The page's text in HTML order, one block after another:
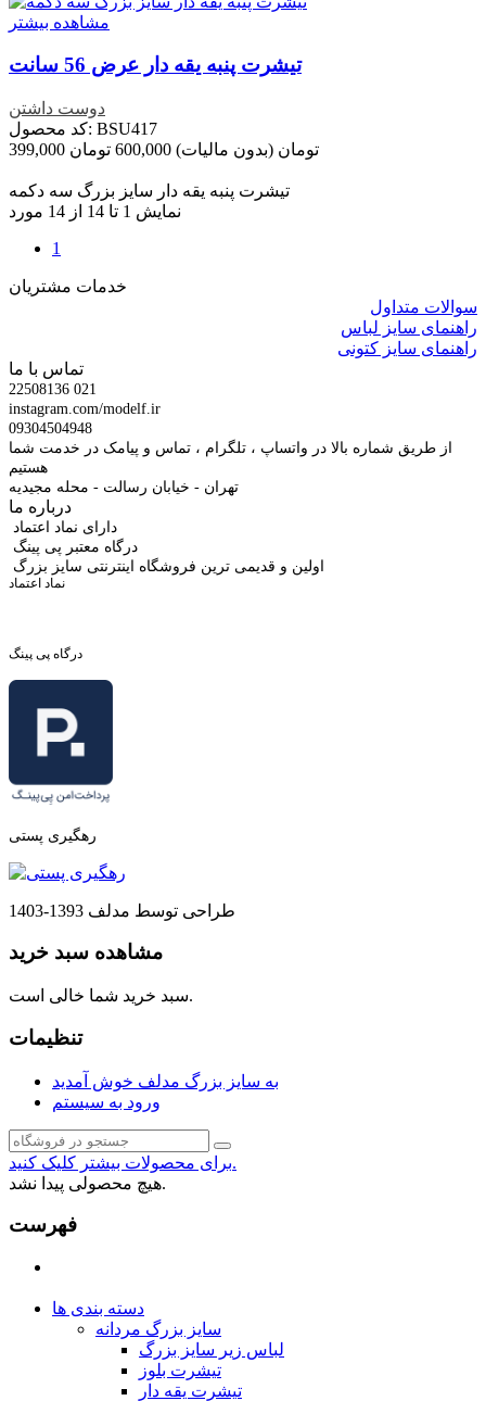
مشاهده بیشتر
تیشرت پنبه یقه دار عرض 56 سانت
دوست داشتن
کد محصول: BSU417
399,000 تومان (بدون مالیات) 600,000 تومان
تیشرت پنبه یقه دار سایز بزرگ سه دکمه
نمایش 1 تا 14 از 14 مورد
1
خدمات مشتریان
سوالات متداول
راهنمای سایز لباس
راهنمای سایز کتونی
تماس با ما
22508136 021
instagram.com/modelf.ir
09304504948
از طریق شماره بالا در واتساپ ، تلگرام ، تماس و پیامک در خدمت شما
هستیم
تهران - خیابان رسالت - محله مجیدیه
درباره ما
دارای نماد اعتماد
درگاه معتبر پی پینگ
اولین و قدیمی ترین فروشگاه اینترنتی سایز بزرگ
نماد اعتماد
درگاه پی پینگ
رهگیری پستی
طراحی توسط مدلف 1393-1403
مشاهده سبد خرید
سبد خرید شما خالی است.
تنظیمات
به سایز بزرگ مدلف خوش آمدید
ورود به سیستم
برای محصولات بیشتر کلیک کنید.
هیچ محصولی پیدا نشد.
فهرست
دسته بندی ها
سایز بزرگ مردانه
لباس زیر سایز بزرگ
تیشرت بلوز
تیشرت یقه دار